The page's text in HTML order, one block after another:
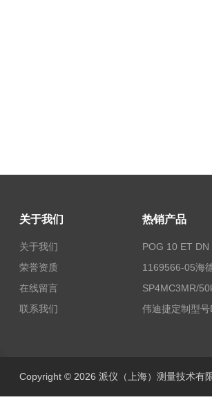
关于我们
关于我们
荣誉资质
在线留言
联系我们
热销产品
Copyright © 2026 派仪（上海）测量技术有